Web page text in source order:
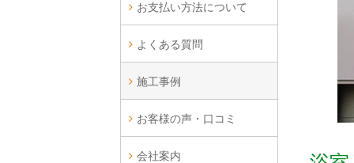
お支払い方法について
よくある質問
施工事例
お客様の声・口コミ
会社案内